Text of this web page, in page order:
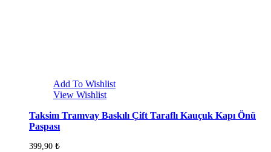
Add To Wishlist
View Wishlist
Taksim Tramvay Baskılı Çift Taraflı Kauçuk Kapı Önü
Paspası
399,90 ₺